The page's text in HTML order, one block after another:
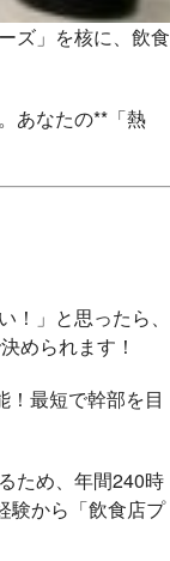
ズ」を核に、飲食
あなたの**「熱
」と思ったら、
められます！
！最短で幹部を目
ため、年間240時
験から「飲食店プ